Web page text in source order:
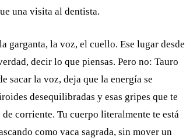
una visita al dentista.
garganta, la voz, el cuello. Ese lugar desde
decir lo que piensas. Pero no: Tauro
sacar la voz, deja que la energía se
desequilibradas y esas gripes que te
corriente. Tu cuerpo literalmente te está
como vaca sagrada, sin mover un